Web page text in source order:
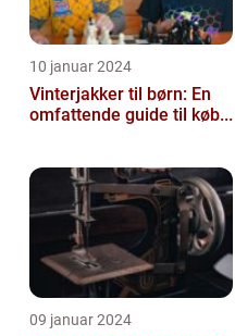
10 januar 2024
Vinterjakker til børn: En
omfattende guide til køb...
09 januar 2024